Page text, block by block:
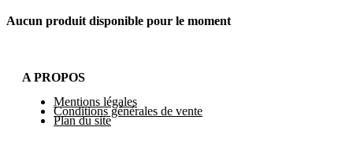
Aucun produit disponible pour le moment
A PROPOS
Mentions légales
Conditions générales de vente
Plan du site